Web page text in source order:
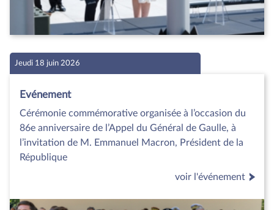
Jeudi 18 juin 2026
Evénement
Cérémonie commémorative organisée à l’occasion du
86e anniversaire de l’Appel du Général de Gaulle, à
l’invitation de M. Emmanuel Macron, Président de la
République
voir l'événement